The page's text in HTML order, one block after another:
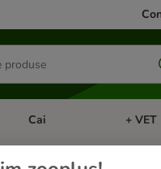
cu categorii: Animale mici
Deschideți meniul cu
Cai +